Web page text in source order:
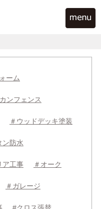
ーム
ンフェンス
＃ウッドデッキ塗装
ン防水
ア工事 ＃オーク
＃ガレージ